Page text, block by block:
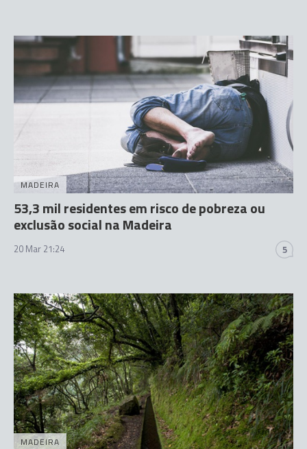
MADEIRA
53,3 mil residentes em risco de pobreza ou
exclusão social na Madeira
20 Mar 21:24 5
MADEIRA